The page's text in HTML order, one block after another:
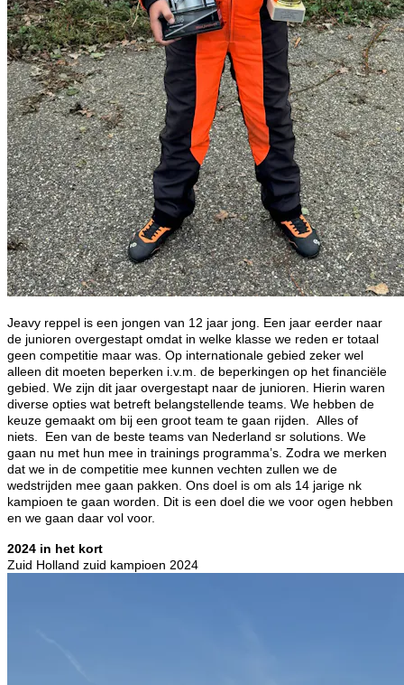
Jeavy reppel is een jongen van 12 jaar jong. Een jaar eerder naar
de junioren overgestapt omdat in welke klasse we reden er totaal
geen competitie maar was. Op internationale gebied zeker wel
alleen dit moeten beperken i.v.m. de beperkingen op het financiële
gebied. We zijn dit jaar overgestapt naar de junioren. Hierin waren
diverse opties wat betreft belangstellende teams. We hebben de
keuze gemaakt om bij een groot team te gaan rijden. Alles of
niets. Een van de beste teams van Nederland sr solutions. We
gaan nu met hun mee in trainings programma’s. Zodra we merken
dat we in de competitie mee kunnen vechten zullen we de
wedstrijden mee gaan pakken. Ons doel is om als 14 jarige nk
kampioen te gaan worden. Dit is een doel die we voor ogen hebben
en we gaan daar vol voor.
2024 in het kort
Zuid Holland zuid kampioen 2024